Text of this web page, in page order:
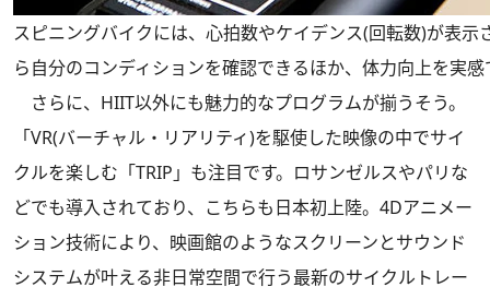
スピニングバイクには、心拍数やケイデンス(回転数)が表示
ら自分のコンディションを確認できるほか、体力向上を実
さらに、HIIT以外にも魅力的なプログラムが揃うそう。
「VR(バーチャル・リアリティ)を駆使した映像の中でサイ
クルを楽しむ「TRIP」も注目です。ロサンゼルスやパリな
どでも導入されており、こちらも日本初上陸。4Dアニメー
ション技術により、映画館のようなスクリーンとサウンド
システムが叶える非日常空間で行う最新のサイクルトレー